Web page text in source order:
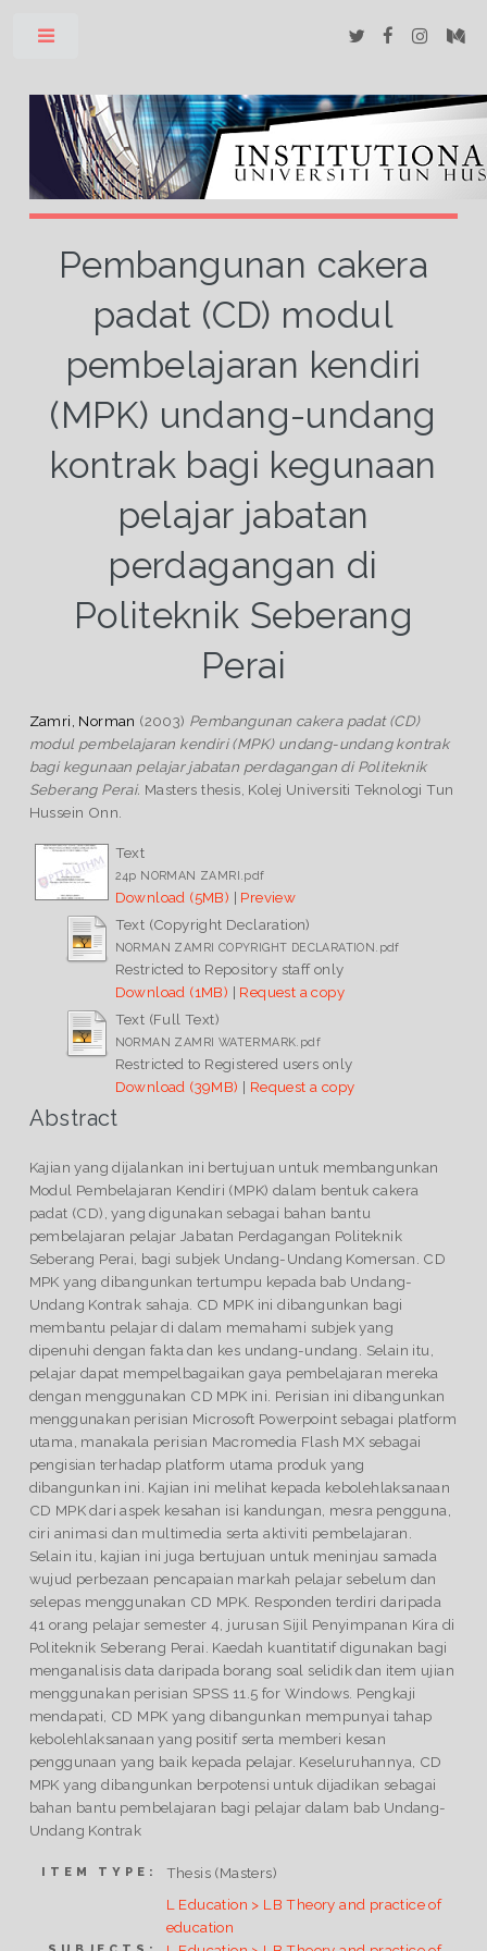
Pembangunan cakera
padat (CD) modul
pembelajaran kendiri
(MPK) undang-undang
kontrak bagi kegunaan
pelajar jabatan
perdagangan di
Politeknik Seberang
Perai
Zamri, Norman (2003) Pembangunan cakera padat (CD)
modul pembelajaran kendiri (MPK) undang-undang kontrak
bagi kegunaan pelajar jabatan perdagangan di Politeknik
Seberang Perai. Masters thesis, Kolej Universiti Teknologi Tun
Hussein Onn.
Text
24p NORMAN ZAMRI.pdf
Download (5MB) | Preview
Text (Copyright Declaration)
NORMAN ZAMRI COPYRIGHT DECLARATION.pdf
Restricted to Repository staff only
Download (1MB) | Request a copy
Text (Full Text)
NORMAN ZAMRI WATERMARK.pdf
Restricted to Registered users only
Download (39MB) | Request a copy
Abstract
Kajian yang dijalankan ini bertujuan untuk membangunkan
Modul Pembelajaran Kendiri (MPK) dalam bentuk cakera
padat (CD), yang digunakan sebagai bahan bantu
pembelajaran pelajar Jabatan Perdagangan Politeknik
Seberang Perai, bagi subjek Undang-Undang Komersan. CD
MPK yang dibangunkan tertumpu kepada bab Undang-
Undang Kontrak sahaja. CD MPK ini dibangunkan bagi
membantu pelajar di dalam memahami subjek yang
dipenuhi dengan fakta dan kes undang-undang. Selain itu,
pelajar dapat mempelbagaikan gaya pembelajaran mereka
dengan menggunakan CD MPK ini. Perisian ini dibangunkan
menggunakan perisian Microsoft Powerpoint sebagai platform
utama, manakala perisian Macromedia Flash MX sebagai
pengisian terhadap platform utama produk yang
dibangunkan ini. Kajian ini melihat kepada kebolehlaksanaan
CD MPK dari aspek kesahan isi kandungan, mesra pengguna,
ciri animasi dan multimedia serta aktiviti pembelajaran.
Selain itu, kajian ini juga bertujuan untuk meninjau samada
wujud perbezaan pencapaian markah pelajar sebelum dan
selepas menggunakan CD MPK. Responden terdiri daripada
41 orang pelajar semester 4, jurusan Sijil Penyimpanan Kira di
Politeknik Seberang Perai. Kaedah kuantitatif digunakan bagi
menganalisis data daripada borang soal selidik dan item ujian
menggunakan perisian SPSS 11.5 for Windows. Pengkaji
mendapati, CD MPK yang dibangunkan mempunyai tahap
kebolehlaksanaan yang positif serta memberi kesan
penggunaan yang baik kepada pelajar. Keseluruhannya, CD
MPK yang dibangunkan berpotensi untuk dijadikan sebagai
bahan bantu pembelajaran bagi pelajar dalam bab Undang-
Undang Kontrak
ITEM TYPE: Thesis (Masters)
L Education > LB Theory and practice of
education